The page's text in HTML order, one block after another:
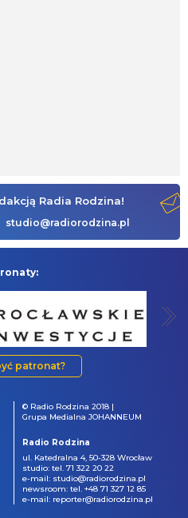
Radia Rodzina!
studio@radiorodzina.pl
patronat?
© Radio Rodzina 2018 |
Grupa Medialna JOHANNEUM
Radio Rodzina
ul. Katedralna 4, 50-328 Wrocław
studio: tel. 71 322 20 22
e-mail: studio@radiorodzina.pl
newsroom: tel. +48 71 327 12 85
e-mail: reporter@radiorodzina.pl